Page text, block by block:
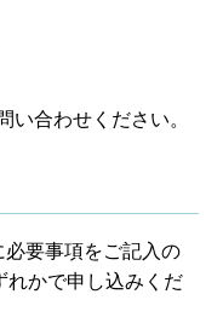
い合わせください。
必要事項をご記入の
れかで申し込みくだ